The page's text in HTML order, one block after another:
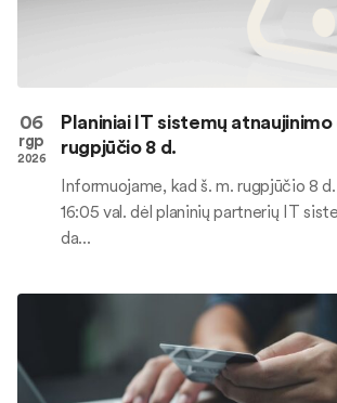
06
rgp
2026
Planiniai IT sistemų atnaujinimo
rugpjūčio 8 d.
Informuojame, kad š. m. rugpjūčio 8
16:05 val. dėl planinių partnerių IT
da...